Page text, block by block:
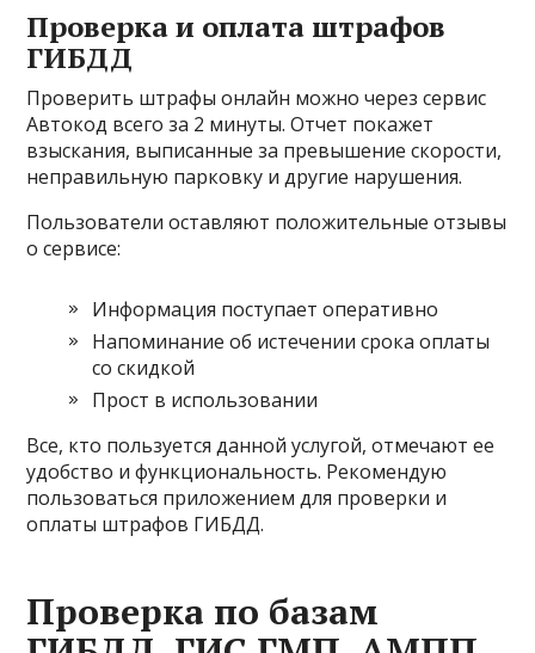
Проверка и оплата штрафов
ГИБДД
Проверить штрафы онлайн можно через сервис
Автокод всего за 2 минуты. Отчет покажет
взыскания, выписанные за превышение скорости,
неправильную парковку и другие нарушения.
Пользователи оставляют положительные отзывы
о сервисе:
Информация поступает оперативно
Напоминание об истечении срока оплаты
со скидкой
Прост в использовании
Все, кто пользуется данной услугой, отмечают ее
удобство и функциональность. Рекомендую
пользоваться приложением для проверки и
оплаты штрафов ГИБДД.
Проверка по базам